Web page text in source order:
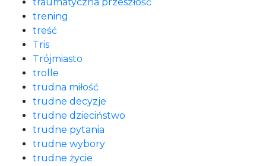
trening
treść
Tris
Trójmiasto
trolle
trudna miłość
trudne decyzje
trudne dzieciństwo
trudne pytania
trudne wybory
trudne życie